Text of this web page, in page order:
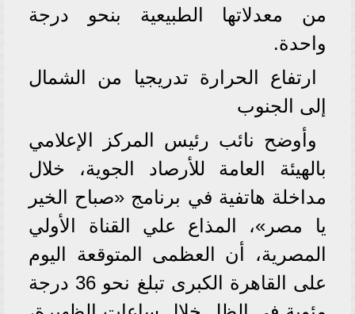
من معدلاتها الطبيعية بنحو درجة
واحدة.
ارتفاع الحرارة تدريجيا من الشمال
إلى الجنوب
وأوضح نائب رئيس المركز الإعلامي
بالهيئة العامة للأرصاد الجوية، خلال
مداخلة هاتفية في برنامج «صباح الخير
يا مصر»، المذاع علي القناة الأولي
المصرية، أن العظمى المتوقعة اليوم
على القاهرة الكبرى تبلغ نحو 36 درجة